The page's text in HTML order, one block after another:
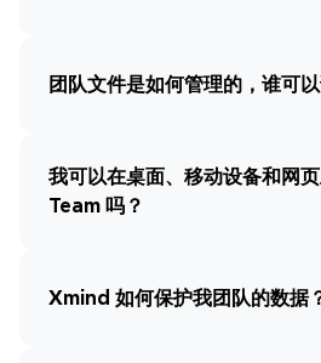
团队文件是如何管理的，谁可
我可以在桌面、移动设备和网
Team 吗？
Xmind 如何保护我团队的数据